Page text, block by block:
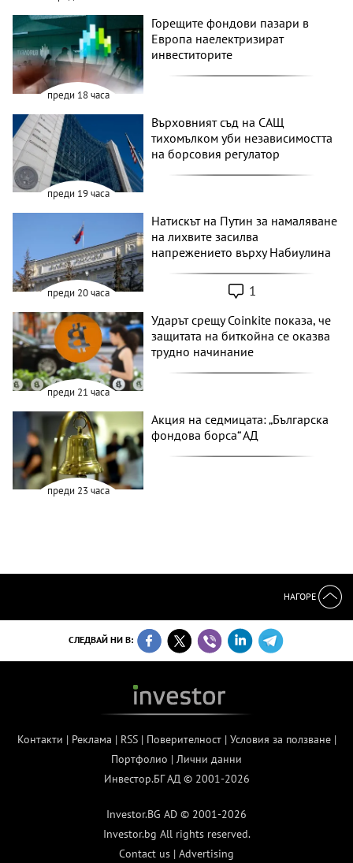
преди 18 часа
Горещите фондови пазари в
Европа наелектризират
инвеститорите
преди 19 часа
Върховният съд на САЩ
тихомълком уби независимостта
на борсовия регулатор
преди 20 часа
Натискът на Путин за намаляване
на лихвите засилва
напрежението върху Набиулина
1
преди 21 часа
Ударът срещу Coinkite показа, че
защитата на биткойна се оказва
трудно начинание
преди 23 часа
Акция на седмицата: „Българска
фондова борса“ АД
НАГОРЕ
СЛЕДВАЙ НИ В:
Контакти | Реклама | RSS| Поверителност| Условия за ползване|
Портфолио | Лични данни
Инвестор.БГ АД © 2001-2026
Investor.BG AD © 2001-2026
Investor.bg All rights reserved.
Contact us | Advertising